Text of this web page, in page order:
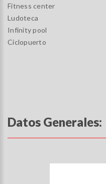
Fitness center
Ludoteca
Infinity pool
Ciclopuerto
Datos Generales: